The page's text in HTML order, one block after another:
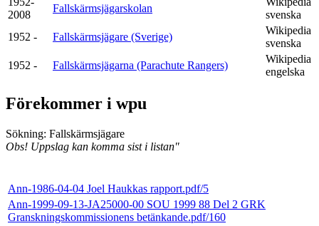
2008
Fallskärmsjägarskolan
svenska
1952 -
Fallskärmsjägare (Sverige)
Wikipedia
svenska
1952 -
Fallskärmsjägarna (Parachute Rangers)
Wikipedia
engelska
Förekommer i wpu
Sökning: Fallskärmsjägare
Obs! Uppslag kan komma sist i listan"
Ann-1986-04-04 Joel Haukkas rapport.pdf/5
Ann-1999-09-13-JA25000-00 SOU 1999 88 Del 2 GRK
Granskningskommissionens betänkande.pdf/160